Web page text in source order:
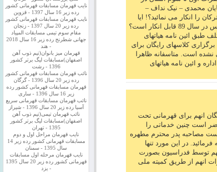
اقایان محمدی – نیک نداف –
را انکار می نمائید؟! ایا
برگزاری کلاسهای تیویاکوف و گرابلیاسکاس در سال 89 قابل انکار است؟
طبق ائین نامه هیاتهای
کلاسهای رایگان برای
است. متاسفانه ظاهرا
و ائین نامه هیاتهای
انهم برای قهرمانی تحت
است چنین خدماتی را
است مصاحبه پدر محترم مطهره
مطالعه فرمائید. در این مورد تنها
توسط فدراسیون بصورت
انهم از طریق کمیته ملی
نایب قهرمان مسابقات قهرمانی کشور
رده زیر 16 سال 1397 - قزوین
نایب قهرمان مسابقات قهرمانی کشور
رده زیر 20 سال 1397 - زنجان
مقام سوم تیمی مسابقات المپیاد
جهانی شطرنج رده زیر 16 سال 2018
- هند
قهرمان میز بانوان(تیم ذوب آهن
اصفهان)مسابقات لیگ برتر کشور
1396 - رشت
نائب قهرمان مسابقات قهرمانی کشور
رده زیر 20 سال 1396 - گرگان
قهرمان مسابقات قهرمانی کشور رده
زیر 16 سال 1396 - ساری
نائب قهرمان مسابقات قهرمانی سریع
آسیا رده زیر 20 سال 1396 - شیراز
نائب قهرمان تیمی(تیم ذوب آهن
اصفهان)مسابقات لیگ برتر کشور
1395 - تهران
نایب قهرمان مراحل اول و دوم
مسابقات قهرمانی کشور رده زیر 14
سال 1395 - سمنان
نایب قهرمان مرحله اول مسابقات
قهرمانی کشور رده زیر 20 سال 1395
- یزد